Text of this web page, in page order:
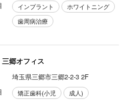
インプラント
ホワイトニング
歯周病治療
郷オフィス
埼玉県三郷市三郷2-2-3 2F
矯正歯科(小児 成人)